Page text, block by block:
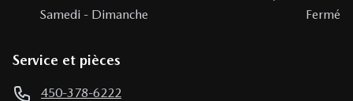
Samedi - Dimanche Fermé
Service et pièces
450-378-6222